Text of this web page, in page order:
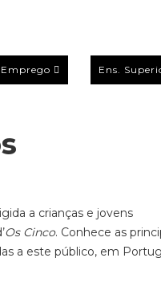
Emprego Ens.
a crianças e jovens
Os Cinco. Conhece as
a este público, em